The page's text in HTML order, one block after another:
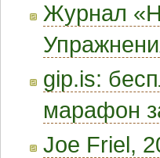
Журнал
gip.is:
марафон
Joe Friel,